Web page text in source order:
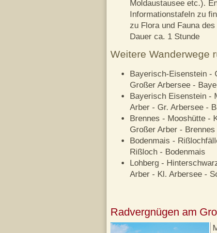
Moldaustausee etc.).
Informationstafeln zu
zu Flora und Fauna
Dauer ca. 1 Stunde
Weitere Wanderwege
Bayerisch-Eisenstein -
Großer Arbersee -
Bayerisch Eisenstein -
Arber - Gr. Arbersee -
Brennes - Mooshütte -
Großer Arber - Brennes
Bodenmais -
Rißloch - Bodenmais
Lohberg -
Arber - Kl. Arbersee -
Radvergnügen am